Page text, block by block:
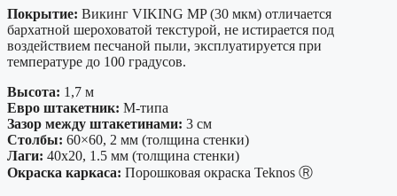
Покрытие: Викинг VIKING MP (30 мкм) отличается
бархатной шероховатой текстурой, не истирается под
воздействием песчаной пыли, эксплуатируется при
температуре до 100 градусов.
Высота: 1,7 м
Евро штакетник: М-типа
Зазор между штакетинами: 3 см
Столбы: 60×60, 2 мм (толщина стенки)
Лаги: 40х20, 1.5 мм (толщина стенки)
Окраска каркаса: Порошковая окраска Teknos Ⓡ